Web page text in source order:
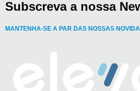
Subscreva a nossa
MANTENHA-SE A PAR DAS NOSSAS